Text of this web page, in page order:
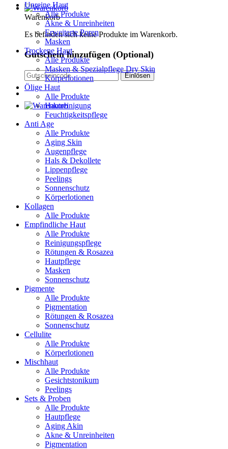
Warenkorb
Es befinden sich keine Produkte im Warenkorb.
Gutschein hinzufügen (Optional)
Unreine Haut
Alle Produkte
Akne & Unreinheiten
Erweiterte Poren
Masken
Trockene Haut
Alle Produkte
Masken & Spezialpflege Dry Skin
Körperlotionen
Ölige Haut
Alle Produkte
Hautreinigung
Feuchtigkeitspflege
Anti Age
Alle Produkte
Aging Skin
Augenpflege
Hals & Dekollete
Lippenpflege
Peelings
Sonnenschutz
Körperlotionen
Kollagen
Alle Produkte
Empfindliche Haut
Alle Produkte
Reinigungspflege
Rötungen & Rosazea
Hautpflege
Masken
Sonnenschutz
Pigmente
Alle Produkte
Pigmentation
Rötungen & Rosazea
Sonnenschutz
Cellulite
Alle Produkte
Körperlotionen
Mischhaut
Alle Produkte
Gesichtstonikum
Peelings
Sets & Proben
Alle Produkte
Hautpflege
Aging Akin
Akne & Unreinheiten
Pigmentation